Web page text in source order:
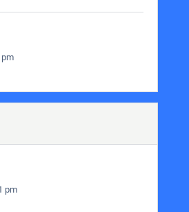
pm
pm